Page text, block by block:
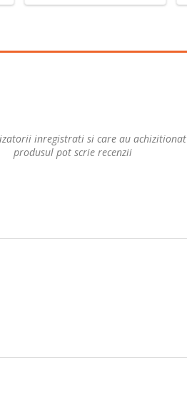
inregistrati si care au achizitionat
produsul pot scrie recenzii